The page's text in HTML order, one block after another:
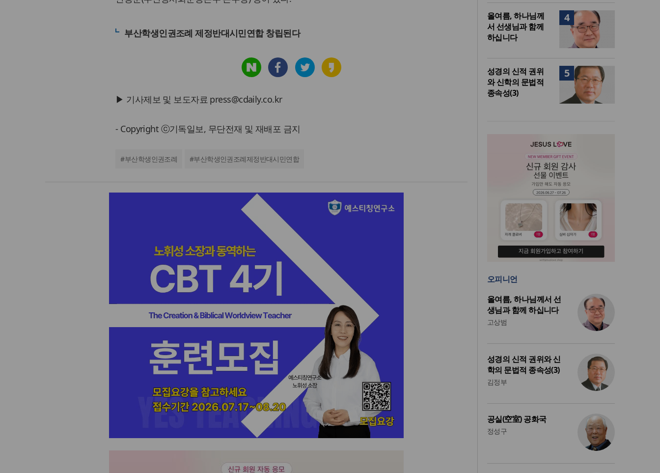
부산학생인권조례 제정반대시민연합 창립된다
▶ 기사제보 및 보도자료 press@cdaily.co.kr
- Copyright ⓒ기독일보, 무단전재 및 재배포 금지
#부산학생인권조례 #부산학생인권조례제정반대시민연합
4
올여름, 하나님께
서 선생님과 함께
하십니다
5
성경의 신적 권위
와 신학의 문법적
종속성(3)
오피니언
올여름, 하나님께서 선
생님과 함께 하십니다
고상범
성경의 신적 권위와 신
학의 문법적 종속성(3)
김정부
공실(空室) 공화국
정성구